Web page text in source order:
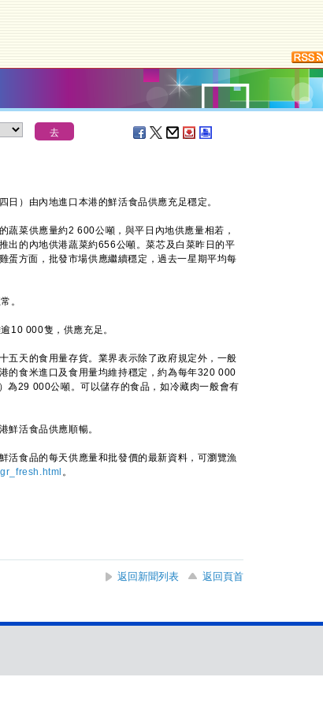
）由內地進口本港的鮮活食品供應充足穩定。
菜供應量約2 600公噸，與平日內地供應量相若，
出的內地供港蔬菜約656公噸。菜芯及白菜昨日的平
蛋方面，批發市場供應繼續穩定，過去一星期平均每
。
10 000隻，供應充足。
天的食用量存貨。業界表示除了政府規定外，一般
的食米進口及食用量均維持穩定，約為每年320 000
為29 000公噸。可以儲存的食品，如冷藏肉一般會有
活食品供應順暢。
食品的每天供應量和批發價的最新資料，可瀏覽漁
。
返回新聞列表
返回頁首